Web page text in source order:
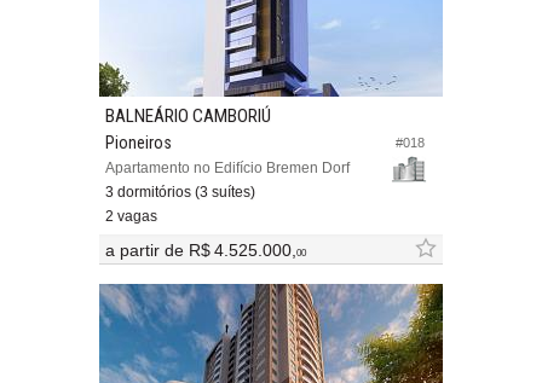
#018
BALNEÁRIO CAMBORIÚ
Pioneiros
Apartamento no Edifício Bremen Dorf
3 dormitórios (3 suítes)
2 vagas
a partir de R$ 4.525.000,00